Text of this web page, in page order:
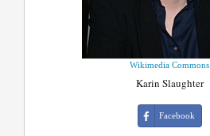
Wikimedia Commons
Karin Slaughter
Facebook